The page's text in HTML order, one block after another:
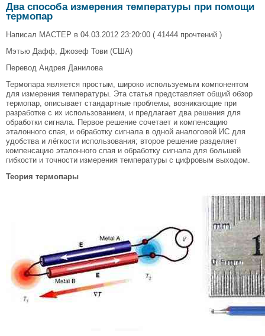
Два способа измерения температуры при помощи
термопар
Написал MACTEP в 04.03.2012 23:20:00 ( 41444 прочтений )
Мэтью Дафф, Джозеф Тови (США)
Перевод Андрея Данилова
Термопара является простым, широко используемым компонентом
для измерения температуры. Эта статья представляет общий обзор
термопар, описывает стандартные проблемы, возникающие при
разработке с их использованием, и предлагает два решения для
обработки сигнала. Первое решение сочетает и компенсацию
эталонного спая, и обработку сигнала в одной аналоговой ИС для
удобства и лёгкости использования; второе решение разделяет
компенсацию эталонного спая и обработку сигнала для большей
гибкости и точности измерения температуры с цифровым выходом.
Теория термопары